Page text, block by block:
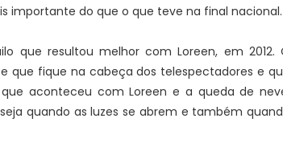
importante do que o que teve na final nacional.
que resultou melhor com Loreen, em 2012.
fique na cabeça dos telespectadores e
aconteceu com Loreen e a queda de
quando as luzes se abrem e também